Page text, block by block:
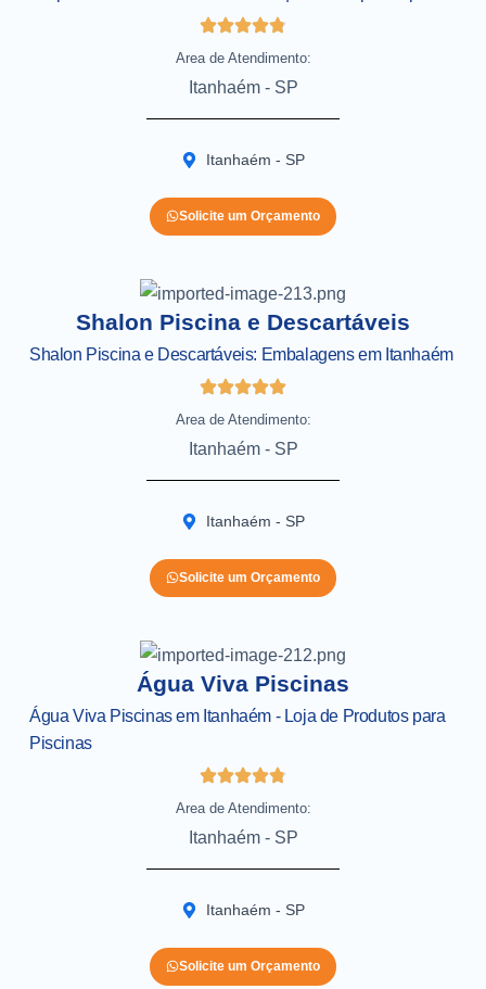
Area de Atendimento:
Itanhaém - SP
Itanhaém - SP
Solicite um Orçamento
Shalon Piscina e Descartáveis
Shalon Piscina e Descartáveis: Embalagens em Itanhaém
Area de Atendimento:
Itanhaém - SP
Itanhaém - SP
Solicite um Orçamento
Água Viva Piscinas
Água Viva Piscinas em Itanhaém - Loja de Produtos para
Piscinas
Area de Atendimento:
Itanhaém - SP
Itanhaém - SP
Solicite um Orçamento